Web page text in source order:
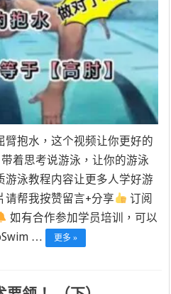
抱水，这个视频让你更好的
着思考说游泳，让你的游泳
泳教程内容让更多人学好游
请帮我按赞留言+分享
订阅
如有合作参加学员培训，可以
…
更多 »